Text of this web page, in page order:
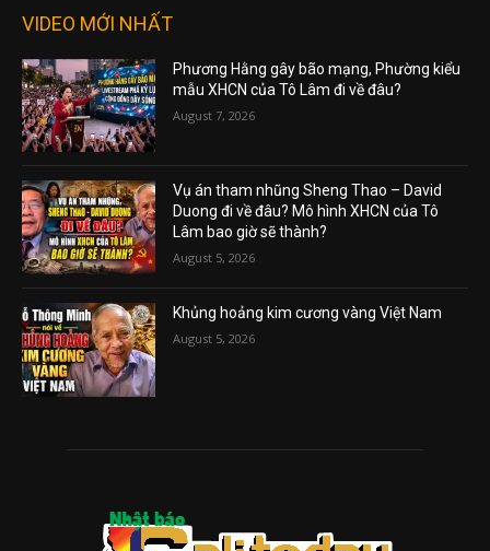
VIDEO MỚI NHẤT
Phương Hằng gây bão mạng, Phường kiểu
mẫu XHCN của Tô Lâm đi về đâu?
August 7, 2026
Vụ án tham nhũng Sheng Thao – David
Duong đi về đâu? Mô hình XHCN của Tô
Lâm bao giờ sẽ thành?
August 5, 2026
Khủng hoảng kim cương vàng Việt Nam
August 5, 2026